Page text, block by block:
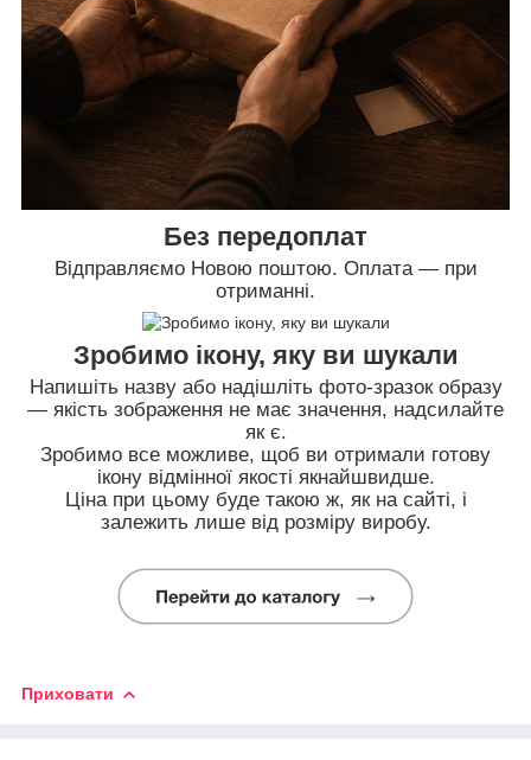
Без передоплат
Відправляємо Новою поштою. Оплата — при
отриманні.
Зробимо ікону, яку ви шукали
Напишіть назву або надішліть фото-зразок образу
— якість зображення не має значення, надсилайте
як є.
Зробимо все можливе, щоб ви отримали готову
ікону відмінної якості якнайшвидше.
Ціна при цьому буде такою ж, як на сайті, і
залежить лише від розміру виробу.
Приховати